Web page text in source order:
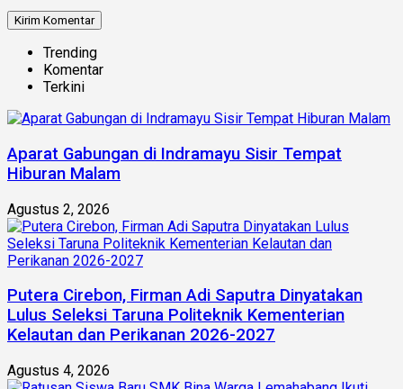
Trending
Komentar
Terkini
Aparat Gabungan di Indramayu Sisir Tempat
Hiburan Malam
Agustus 2, 2026
Putera Cirebon, Firman Adi Saputra Dinyatakan
Lulus Seleksi Taruna Politeknik Kementerian
Kelautan dan Perikanan 2026-2027
Agustus 4, 2026